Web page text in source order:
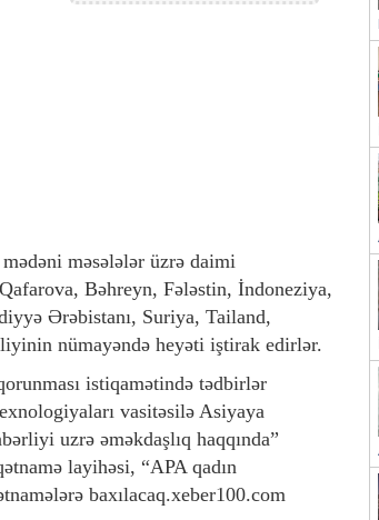
məsələlər üzrə daimi
Bəhreyn, Fələstin, İndoneziya,
Ərəbistanı, Suriya, Tailand,
nümayəndə heyəti iştirak edirlər.
istiqamətində tədbirlər
vasitəsilə Asiyaya
uzrə əməkdaşlıq haqqında”
layihəsi, “APA qadın
baxılacaq.xeber100.com